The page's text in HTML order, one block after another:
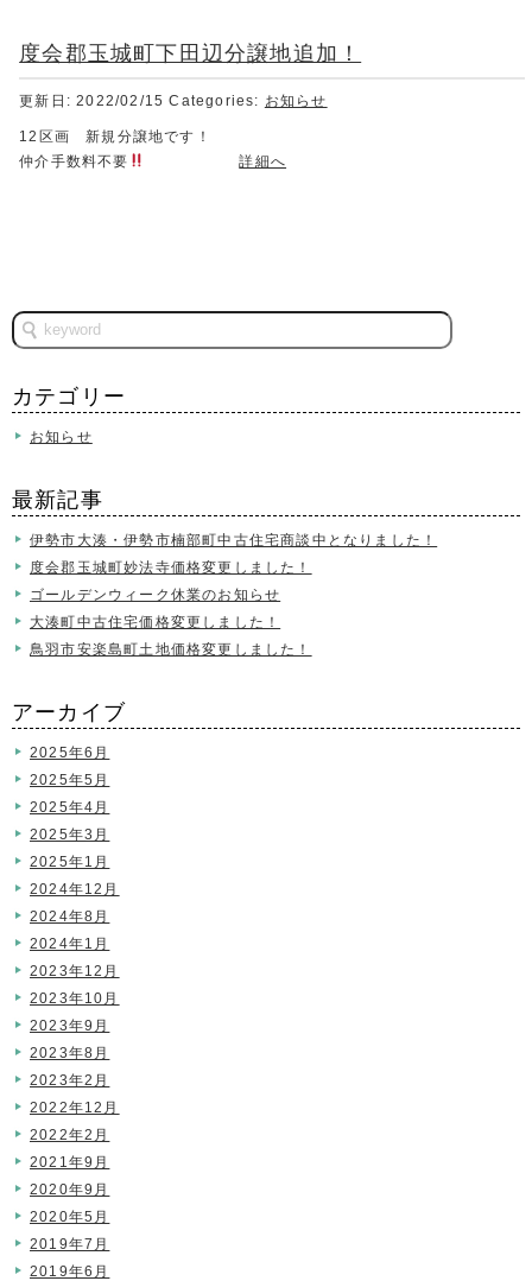
度会郡玉城町下田辺分譲地追加！
更新日: 2022/02/15 Categories: お知らせ
12区画 新規分譲地です！
仲介手数料不要
詳細へ
カテゴリー
お知らせ
最新記事
伊勢市大湊・伊勢市楠部町中古住宅商談中となりました！
度会郡玉城町妙法寺価格変更しました！
ゴールデンウィーク休業のお知らせ
大湊町中古住宅価格変更しました！
鳥羽市安楽島町土地価格変更しました！
アーカイブ
2025年6月
2025年5月
2025年4月
2025年3月
2025年1月
2024年12月
2024年8月
2024年1月
2023年12月
2023年10月
2023年9月
2023年8月
2023年2月
2022年12月
2022年2月
2021年9月
2020年9月
2020年5月
2019年7月
2019年6月